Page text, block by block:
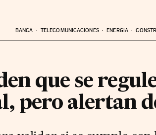
BANCA TELECOMUNICACIONES ENERGIA
que se
pero alertan